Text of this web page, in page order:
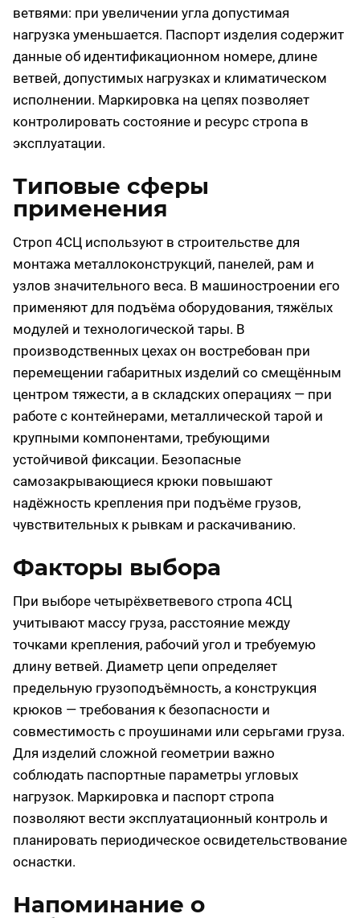
ветвями: при увеличении угла допустимая
нагрузка уменьшается. Паспорт изделия содержит
данные об идентификационном номере, длине
ветвей, допустимых нагрузках и климатическом
исполнении. Маркировка на цепях позволяет
контролировать состояние и ресурс стропа в
эксплуатации.
Типовые сферы
применения
Строп 4СЦ используют в строительстве для
монтажа металлоконструкций, панелей, рам и
узлов значительного веса. В машиностроении его
применяют для подъёма оборудования, тяжёлых
модулей и технологической тары. В
производственных цехах он востребован при
перемещении габаритных изделий со смещённым
центром тяжести, а в складских операциях — при
работе с контейнерами, металлической тарой и
крупными компонентами, требующими
устойчивой фиксации. Безопасные
самозакрывающиеся крюки повышают
надёжность крепления при подъёме грузов,
чувствительных к рывкам и раскачиванию.
Факторы выбора
При выборе четырёхветвевого стропа 4СЦ
учитывают массу груза, расстояние между
точками крепления, рабочий угол и требуемую
длину ветвей. Диаметр цепи определяет
предельную грузоподъёмность, а конструкция
крюков — требования к безопасности и
совместимость с проушинами или серьгами груза.
Для изделий сложной геометрии важно
соблюдать паспортные параметры угловых
нагрузок. Маркировка и паспорт стропа
позволяют вести эксплуатационный контроль и
планировать периодическое освидетельствование
оснастки.
Напоминание о